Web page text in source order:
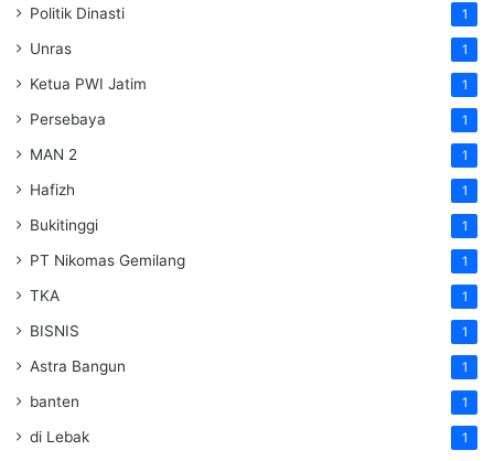
Politik Dinasti 1
Unras 1
Ketua PWI Jatim 1
Persebaya 1
MAN 2 1
Hafizh 1
Bukitinggi 1
PT Nikomas Gemilang 1
TKA 1
BISNIS 1
Astra Bangun 1
banten 1
di Lebak 1